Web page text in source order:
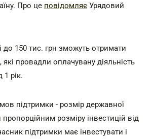
Про це повідомляє Урядовий
до 150 тис. грн зможуть отримати
провадли оплачувану діяльність
рік.
підтримки - розмір державної
розміру інвестицій від
підтримки має інвестувати і